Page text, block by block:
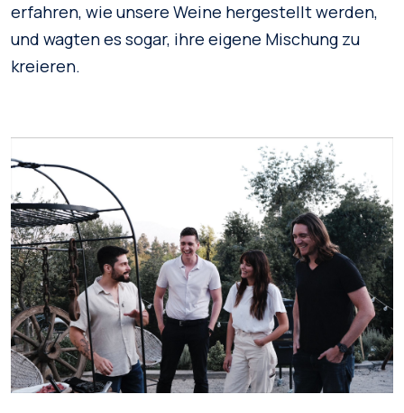
erfahren, wie unsere Weine hergestellt werden,
und wagten es sogar, ihre eigene Mischung zu
kreieren.